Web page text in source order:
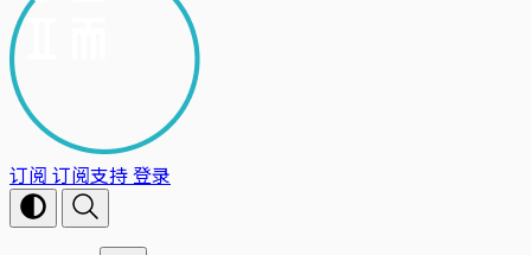
订阅 订阅支持登录